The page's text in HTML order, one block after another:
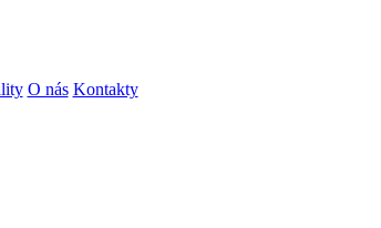
O nás Kontakty